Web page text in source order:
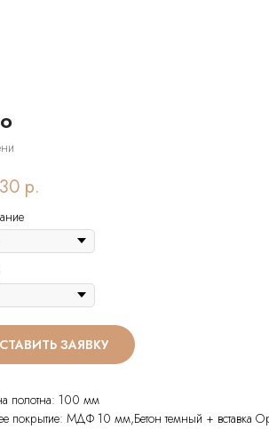
р.
ЗАЯВКУ
полотна: 100 мм
покрытие: МДФ 10 мм,Бетон темный + вставка